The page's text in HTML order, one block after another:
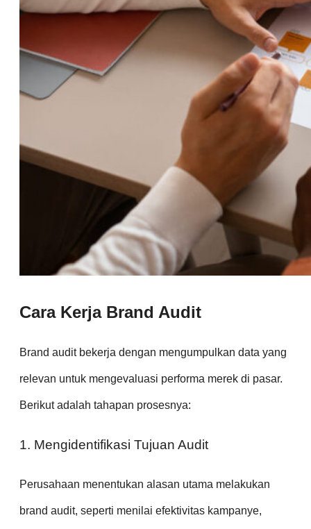
Cara Kerja Brand Audit
Brand audit bekerja dengan mengumpulkan data yang
relevan untuk mengevaluasi performa merek di pasar.
Berikut adalah tahapan prosesnya:
1. Mengidentifikasi Tujuan Audit
Perusahaan menentukan alasan utama melakukan
brand audit, seperti menilai efektivitas kampanye,